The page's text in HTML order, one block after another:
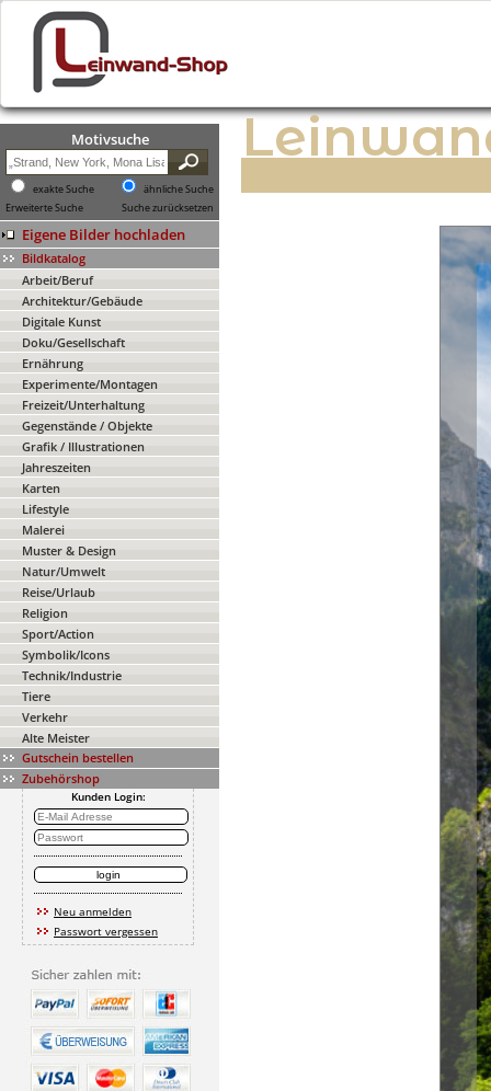
Motivsuche
exakte Suche
ähnliche Suche
Erweiterte Suche
Suche zurücksetzen
Eigene Bilder hochladen
Bildkatalog
Arbeit/Beruf
Architektur/Gebäude
Digitale Kunst
Doku/Gesellschaft
Ernährung
Experimente/Montagen
Freizeit/Unterhaltung
Gegenstände / Objekte
Grafik / Illustrationen
Jahreszeiten
Karten
Lifestyle
Malerei
Muster & Design
Natur/Umwelt
Reise/Urlaub
Religion
Sport/Action
Symbolik/Icons
Technik/Industrie
Tiere
Verkehr
Alte Meister
Gutschein bestellen
Zubehörshop
Kunden Login:
Neu anmelden
Passwort vergessen